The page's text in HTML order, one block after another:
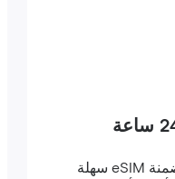
إن وحدة تعريف المشترك المضمنة eSIM سهلة